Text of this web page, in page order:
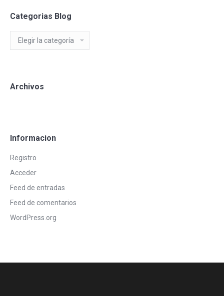
Categorias Blog
Blog
Archivos
Informacion
Registro
Acceder
Feed de entradas
Feed de comentarios
WordPress.org